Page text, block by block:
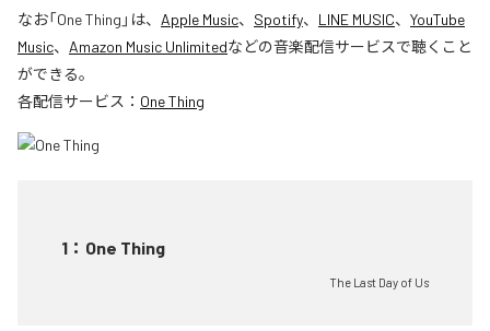
なお「One Thing 」は、 Apple Music、 Spotify、 LINE MUSIC、 YouTube
Music、 Amazon Music Unlimitedなどの音楽配信サービスで聴くこと
ができる。
各配信サービス： One Thing
1 ： One Thing
The Last Day of Us